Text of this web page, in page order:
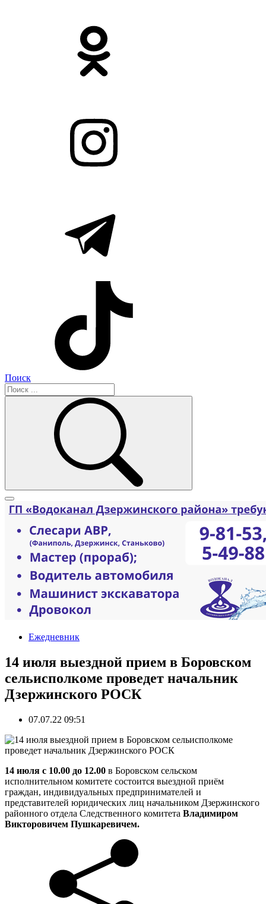
Поиск
Ежедневник
14 июля выездной прием в Боровском
сельисполкоме проведет начальник
Дзержинского РОСК
07.07.22 09:51
14 июля с 10.00 до 12.00 в Боровском сельском
исполнительном комитете состоится выездной приём
граждан, индивидуальных предпринимателей и
представителей юридических лиц начальником Дзержинского
районного отдела Следственного комитета Владимиром
Викторовичем Пушкаревичем.